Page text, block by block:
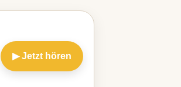
▶ Jetzt hören